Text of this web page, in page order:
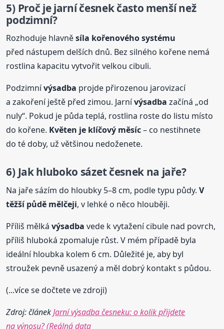
5) Proč je jarní česnek často menší než
podzimní?
Rozhoduje hlavněsíla kořenového systému
před nástupem delších dnů. Bez silného kořene nemá
rostlina kapacitu vytvořit velkou cibuli.
Podzimnívýsadba projde přirozenou jarovizací
a zakoření ještě před zimou. Jarnívýsadba začíná „od
nuly“. Pokud je půda teplá, rostlina roste do listu místo
do kořene. Květen je klíčový měsíc– co nestihnete
do té doby, už většinou nedoženete.
6) Jak hluboko sázet česnek na jaře?
Na jaře sázím do hloubky 5–8 cm, podle typu půdy.V
těžší půdě mělčeji, v lehké o něco hlouběji.
Příliš mělkávýsadba vede k vytažení cibule nad povrch,
příliš hluboká zpomaluje růst. V mém případě byla
ideální hloubka kolem 6 cm. Důležité je, aby byl
stroužek pevně usazený a měl dobrý kontakt s půdou.
(...více se dočtete ve zdroji)
Zdroj: článekJarní výsadba česneku: o kolik přijdete
na výnosu? (Reálná data